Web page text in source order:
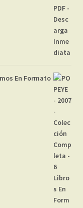
En Formato